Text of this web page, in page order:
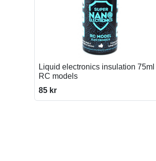
Liquid electronics insulation 75ml
RC models
85 kr